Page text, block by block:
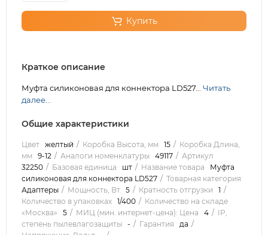
Купить
Краткое описание
Муфта силиконовая для коннектора LD527... Читать
далее...
Общие характеристики
Цвет желтый Коробка Высота, мм 15
Коробка Длина,
мм 9-12 Аналоги номенклатуры 49117
Артикул
32250
Базовая единица шт Название товара
Муфта
силиконовая для коннектора LD527
Товарная категория
Адаптеры
Мощность, Вт 5 Кратность отгрузки
1
Количество в упаковках 1/400
Количество на складе
«Москва»
5 МИЦ (мин. интернет-цена): Цена 4
IP,
степень пылевлагозащиты
- Гарантия
да